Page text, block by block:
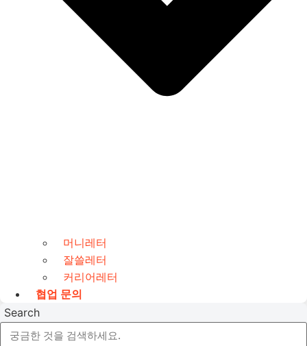
머니레터
잘쓸레터
커리어레터
협업 문의
Search